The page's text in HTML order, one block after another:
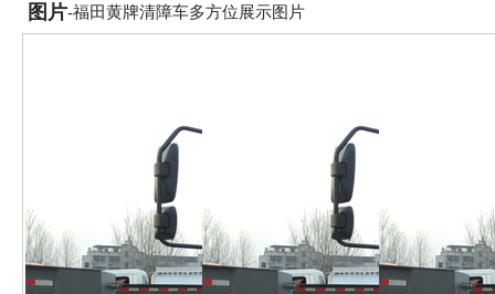
图片-福田黄牌清障车多方位展示图片